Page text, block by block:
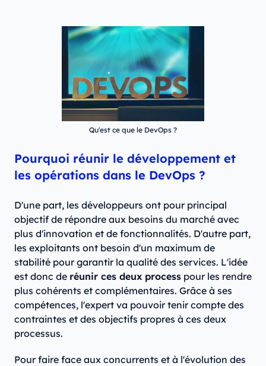
Qu'est ce que le DevOps ?
Pourquoi réunir le développement et
les opérations dans le DevOps ?
D'une part, les développeurs ont pour principal
objectif de répondre aux besoins du marché avec
plus d'innovation et de fonctionnalités. D'autre part,
les exploitants ont besoin d'un maximum de
stabilité pour garantir la qualité des services. L'idée
est donc de réunir ces deux process pour les rendre
plus cohérents et complémentaires. Grâce à ses
compétences, l'expert va pouvoir tenir compte des
contraintes et des objectifs propres à ces deux
processus.
Pour faire face aux concurrents et à l'évolution des